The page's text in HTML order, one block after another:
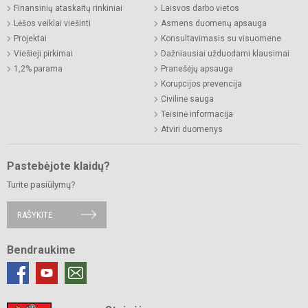
Finansinių ataskaitų rinkiniai
Lėšos veiklai viešinti
Projektai
Viešieji pirkimai
1,2% parama
Laisvos darbo vietos
Asmens duomenų apsauga
Konsultavimasis su visuomene
Dažniausiai užduodami klausimai
Pranešėjų apsauga
Korupcijos prevencija
Civilinė sauga
Teisinė informacija
Atviri duomenys
Pastebėjote klaidų?
Turite pasiūlymų?
RAŠYKITE
Bendraukime